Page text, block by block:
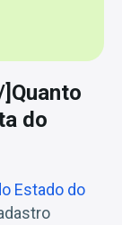
]Quanto
do
Estado do